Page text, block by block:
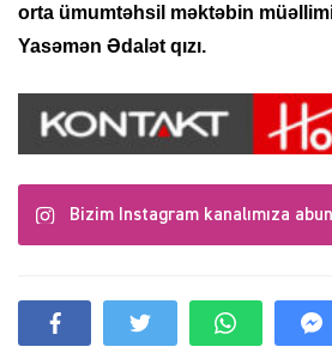
orta ümumtəhsil məktəbin
Yasəmən Ədalət qızı.
Bizim Instagram kanalımıza